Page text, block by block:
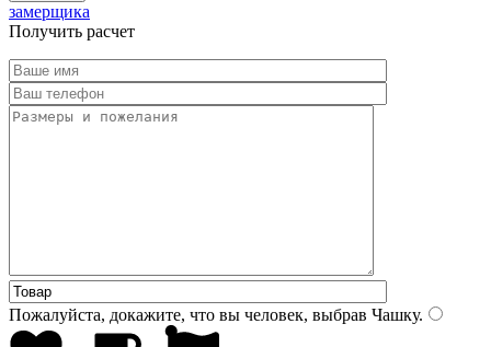
замерщика
Получить расчет
Пожалуйста, докажите, что вы человек, выбрав Чашку.